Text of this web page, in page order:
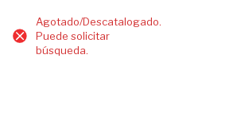
Agotado/Descatalogado.
Puede solicitar
búsqueda.